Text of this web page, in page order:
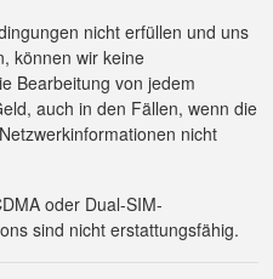
nicht erfüllen und uns
können wir keine
Bearbeitung von jedem
auch in den Fällen, wenn die
nicht
oder Dual-SIM-
sind nicht erstattungsfähig.